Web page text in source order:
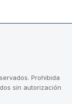
Prohibida
sin autorización